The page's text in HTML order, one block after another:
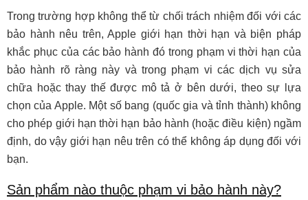
Trong trường hợp không thể từ chối trách nhiệm đối với các
bảo hành nêu trên, Apple giới hạn thời hạn và biện pháp
khắc phục của các bảo hành đó trong phạm vi thời hạn của
bảo hành rõ ràng này và trong phạm vi các dịch vụ sửa
chữa hoặc thay thế được mô tả ở bên dưới, theo sự lựa
chọn của Apple. Một số bang (quốc gia và tỉnh thành) không
cho phép giới hạn thời hạn bảo hành (hoặc điều kiện) ngầm
định, do vậy giới hạn nêu trên có thể không áp dụng đối với
bạn.
Sản phẩm nào thuộc phạm vi bảo hành này?